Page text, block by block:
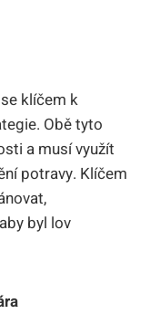
klíčem k
Obě tyto
a musí využít
potravy. Klíčem
byl lov